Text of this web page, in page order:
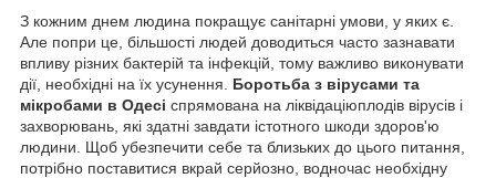
З кожним днем людина покращує санітарні умови, у яких є.
Але попри це, більшості людей доводиться часто зазнавати
впливу різних бактерій та інфекцій, тому важливо виконувати
дії, необхідні на їх усунення. Боротьба з вірусами та
мікробами в Одесі спрямована на ліквідаціюплодів вірусів і
захворювань, які здатні завдати істотного шкоди здоров'ю
людини. Щоб убезпечити себе та близьких до цього питання,
потрібно поставитися вкрай серйозно, водночас необхідну